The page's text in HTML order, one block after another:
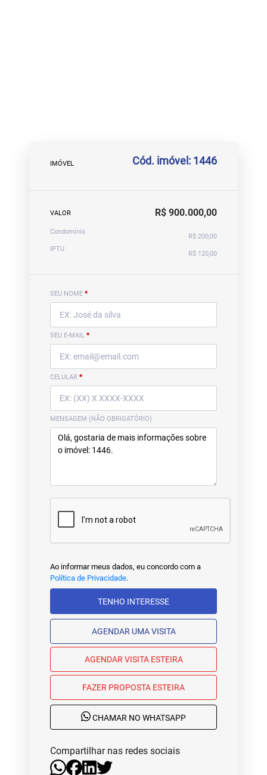
IMÓVEL Cód. imóvel: 1446
VALOR R$ 900.000,00
Condomínio
R$ 200,00
IPTU
R$ 120,00
SEU NOME *
SEU E-MAIL *
CELULAR *
MENSAGEM (NÃO OBRIGATÓRIO)
Ao informar meus dados, eu concordo com a
Política de Privacidade.
TENHO INTERESSE
AGENDAR UMA VISITA
AGENDAR VISITA ESTEIRA
FAZER PROPOSTA ESTEIRA
CHAMAR NO WHATSAPP
Compartilhar nas redes sociais